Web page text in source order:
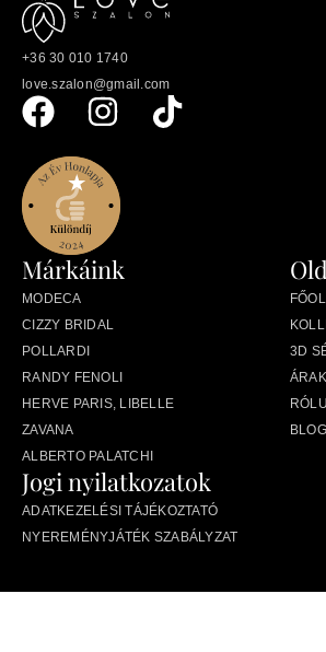
+36 30 010 1740
love.szalon@gmail.com
3D
ÁRAK
BLOG
Márkáink
MODECA
CIZZY BRIDAL
POLLARDI
RANDY FENOLI
HERVE PARIS, LIBELLE
ZAVANA
ALBERTO PALATCHI
Jogi nyilatkozatok
ADATKEZELÉSI TÁJÉKOZTATÓ
NYEREMÉNYJÁTÉK SZABÁLYZAT